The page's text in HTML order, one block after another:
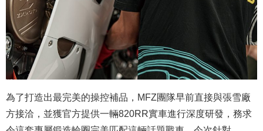
為了打造出最完美的操控補品，MFZ團隊早前直接與張雪廠
方接洽，並獲官方提供一輛820RR實車進行深度研發，務求